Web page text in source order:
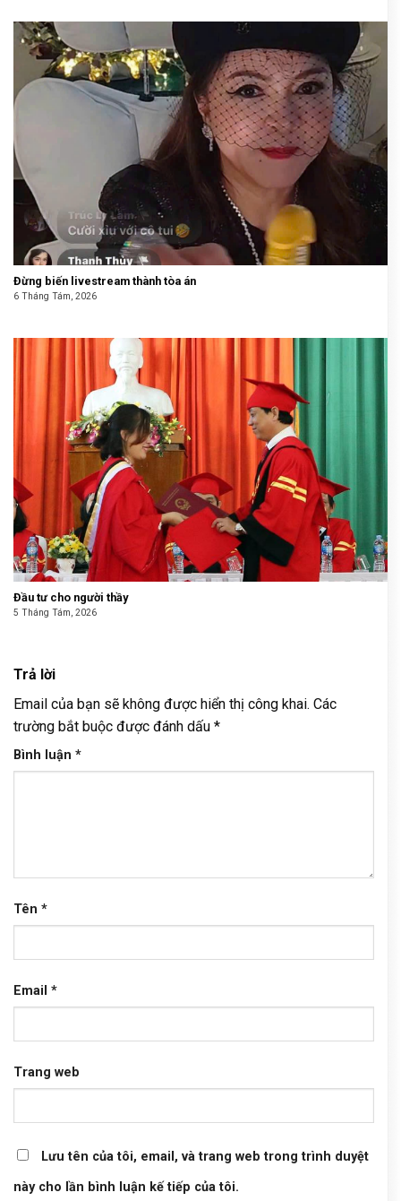
Đừng biến livestream thành tòa án
6 Tháng Tám, 2026
Đầu tư cho người thầy
5 Tháng Tám, 2026
Trả lời
Email của bạn sẽ không được hiển thị công khai. Các
trường bắt buộc được đánh dấu *
Bình luận *
Tên *
Email *
Trang web
Lưu tên của tôi, email, và trang web trong trình duyệt
này cho lần bình luận kế tiếp của tôi.